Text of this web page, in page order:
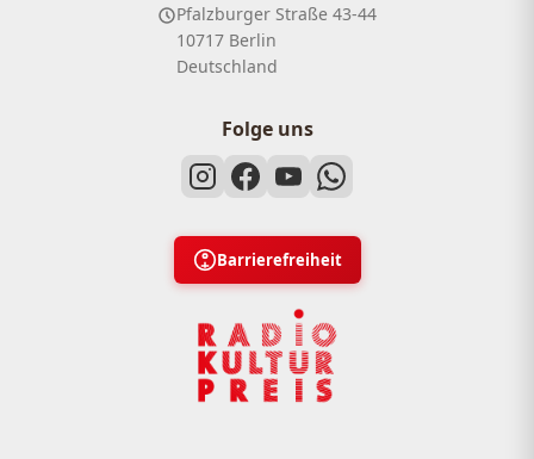
Pfalzburger Straße 43-44
10717 Berlin
Deutschland
Folge uns
Barrierefreiheit